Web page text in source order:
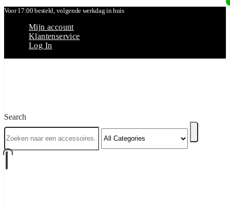
Voor 17:00 besteld, volgende werkdag in huis
Mijn account
Klantenservice
Log In
Search